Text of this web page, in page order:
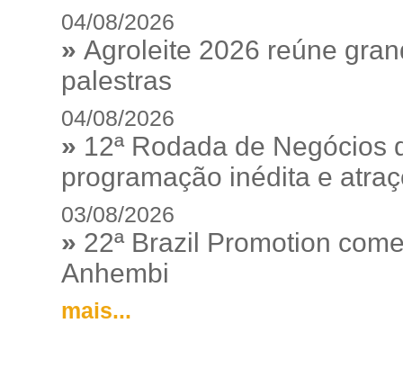
04/08/2026
» Agroleite 2026 reúne
palestras
04/08/2026
» 12ª Rodada de Negócios
programação inédita e
03/08/2026
» 22ª Brazil Promotion
Anhembi
mais...